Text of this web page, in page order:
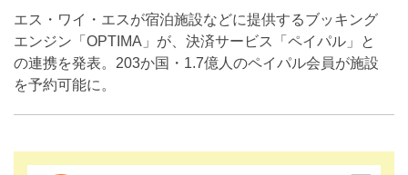
エス・ワイ・エスが宿泊施設などに提供するブッキング
エンジン「OPTIMA」が、決済サービス「ペイパル」と
の連携を発表。203か国・1.7億人のペイパル会員が施設
を予約可能に。